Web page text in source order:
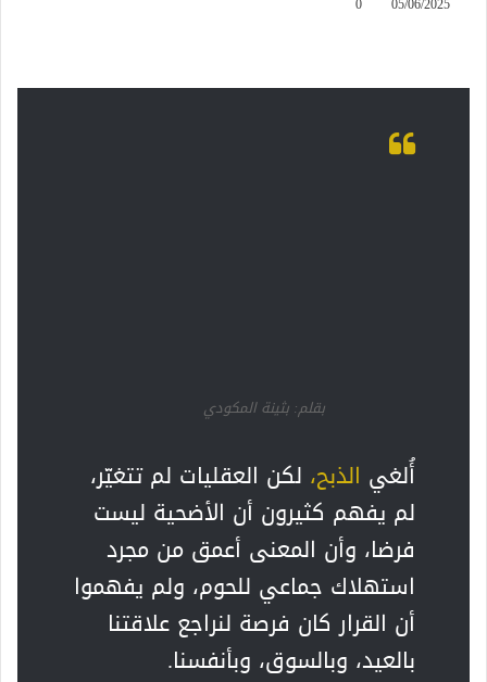
بقلم: بثينة المكودي
أُلغي الذبح، لكن العقليات لم تتغيّر،
لم يفهم كثيرون أن الأضحية ليست
فرضا، وأن المعنى أعمق من مجرد
استهلاك جماعي للحوم، ولم يفهموا
أن القرار كان فرصة لنراجع علاقتنا
بالعيد، وبالسوق، وبأنفسنا.